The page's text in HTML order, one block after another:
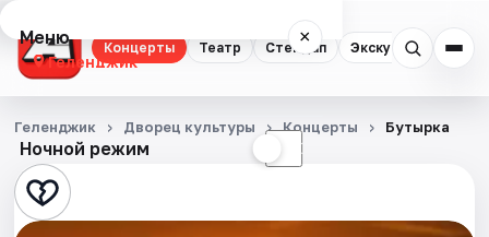
Концерты Театр Стендап Экскурсии
Меню ×
Геленджик
Концерты
Театр
Стендап
Ночной режим ☾
Геленджик Дворец культуры Концерты Бутырка